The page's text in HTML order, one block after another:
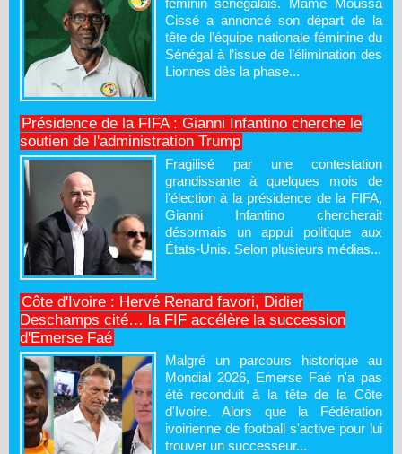
Cissé a annoncé son départ de la
tête de l’équipe nationale féminine du
Sénégal à l’issue de l’élimination des
Lionnes dès la phase...
Présidence de la FIFA : Gianni Infantino cherche le
soutien de l'administration Trump
Fragilisé par une contestation
grandissante à quelques mois de
l'élection à la présidence de la FIFA,
Gianni Infantino chercherait
désormais un appui politique aux
États-Unis. Selon plusieurs médias...
Côte d'Ivoire : Hervé Renard favori, Didier
Deschamps cité… la FIF accélère la succession
d'Emerse Faé
Malgré un parcours historique au
Mondial 2026, Emerse Faé n'a pas
été reconduit à la tête de la Côte
d'Ivoire. Alors que la Fédération
ivoirienne de football s'active pour lui
trouver un successeur...